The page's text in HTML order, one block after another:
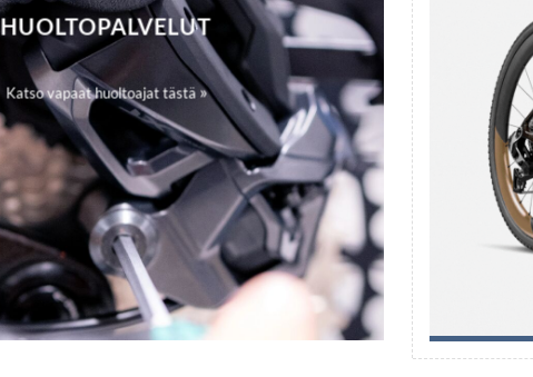
HUOLTOPALVELUT
Katso vapaat huoltoajat tästä»